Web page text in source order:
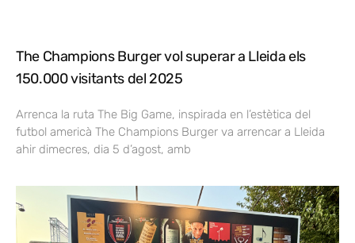
The Champions Burger vol superar a Lleida els
150.000 visitants del 2025
Arrenca la ruta The Big Game, inspirada en l’estètica del
futbol americà The Champions Burger va arrencar a Lleida
ahir dimecres, dia 5 d’agost, amb